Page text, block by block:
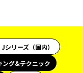
シリーズ（国内）
ング&テクニック